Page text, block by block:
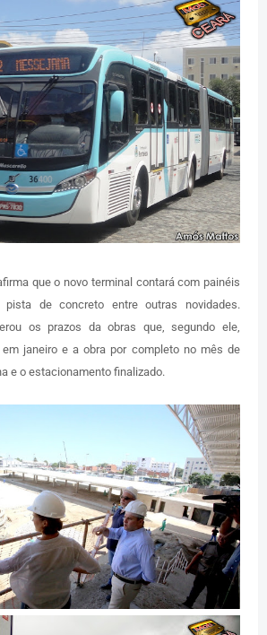
que o novo terminal contará com painéis
pista de concreto entre outras novidades.
os prazos da obras que, segundo ele,
janeiro e a obra por completo no mês de
e o estacionamento finalizado.